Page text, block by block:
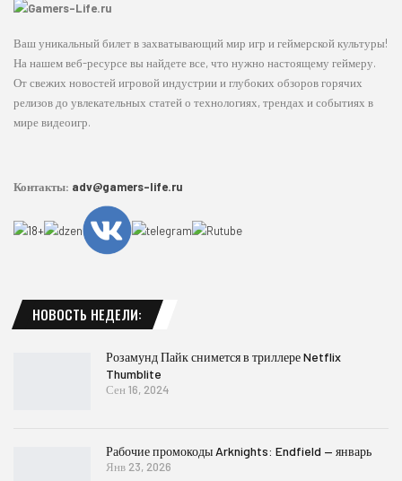
Ваш уникальный билет в захватывающий мир игр и геймерской культуры!
На нашем веб-ресурсе вы найдете все, что нужно настоящему геймеру.
От свежих новостей игровой индустрии и глубоких обзоров горячих
релизов до увлекательных статей о технологиях, трендах и событиях в
мире видеоигр.
Контакты: adv@gamers-life.ru
НОВОСТЬ НЕДЕЛИ:
Розамунд Пайк снимется в триллере Netflix
Thumblite
Сен 16, 2024
Рабочие промокоды Arknights: Endfield — январь
Янв 23, 2026